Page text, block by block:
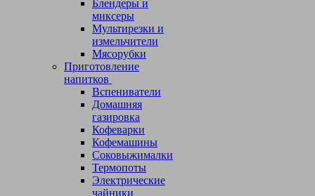
Блендеры и
миксеры
Мультирезки и
измельчители
Мясорубки
Приготовление
напитков
Вспениватели
Домашняя
газировка
Кофеварки
Кофемашины
Соковыжималки
Термопоты
Электрические
чайники